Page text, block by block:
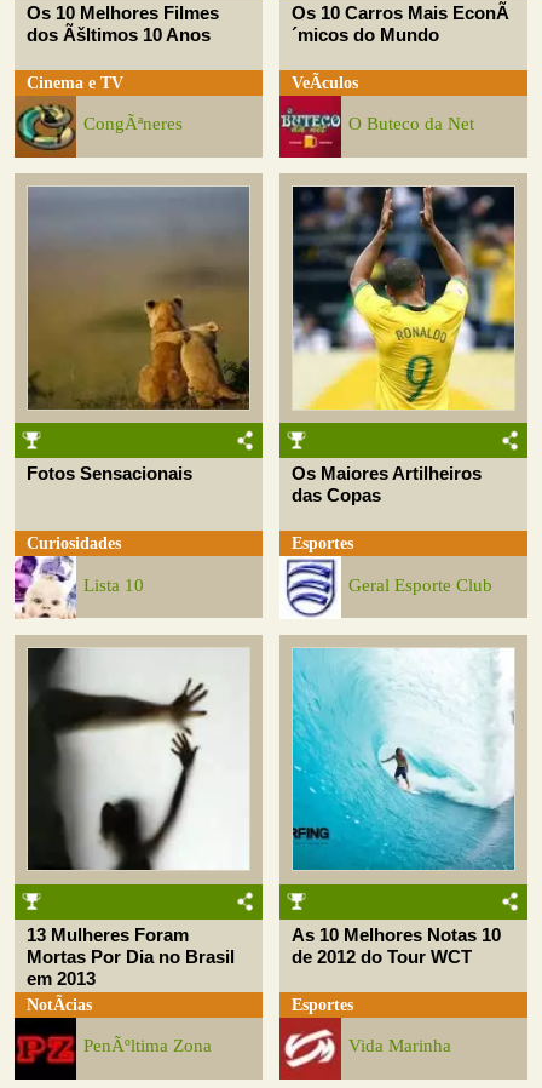
Os 10 Melhores Filmes
dos Ãšltimos 10 Anos
Cinema e TV
CongÃªneres
Os 10 Carros Mais EconÃ
´micos do Mundo
VeÃ­culos
O Buteco da Net
Fotos Sensacionais
Curiosidades
Lista 10
Os Maiores Artilheiros
das Copas
Esportes
Geral Esporte Club
13 Mulheres Foram
Mortas Por Dia no Brasil
em 2013
NotÃ­cias
PenÃºltima Zona
As 10 Melhores Notas 10
de 2012 do Tour WCT
Esportes
Vida Marinha